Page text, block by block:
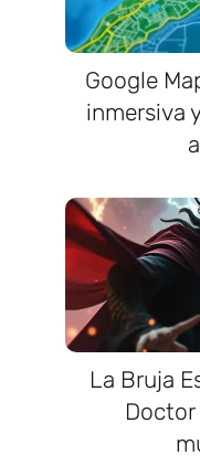
Google
inmersiva
La Bruja
Doctor